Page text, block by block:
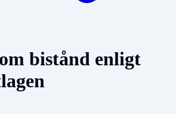
bistånd enligt